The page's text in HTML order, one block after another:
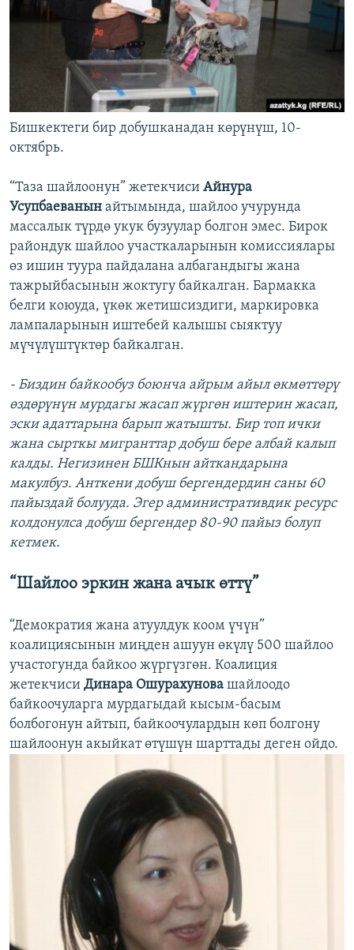
Бишкектеги бир добушканадан көрүнүш, 10-
октябрь.
“Таза шайлоонун” жетекчиси Айнура
Усупбаеванын айтымында, шайлоо учурунда
массалык түрдө укук бузуулар болгон эмес. Бирок
райондук шайлоо участкаларынын комиссиялары
өз ишин туура пайдалана албагандыгы жана
тажрыйбасынын жоктугу байкалган. Бармакка
белги коюуда, үкөк жетишсиздиги, маркировка
лампаларынын иштебей калышы сыяктуу
мүчүлүштүктөр байкалган.
- Биздин байкообуз боюнча айрым айыл өкмөттөрү
өздөрүнүн мурдагы жасап жүргөн иштерин жасап,
эски адаттарына барып жатышты. Бир топ ички
жана сырткы мигранттар добуш бере албай калып
калды. Негизинен БШКнын айткандарына
макулбуз. Анткени добуш бергендердин саны 60
пайыздай болууда. Эгер административдик ресурс
колдонулса добуш бергендер 80-90 пайыз болуп
кетмек.
“Шайлоо эркин жана ачык өттү”
“Демократия жана атуулдук коом үчүн”
коалициясынын миңден ашуун өкүлү 500 шайлоо
участогунда байкоо жүргүзгөн. Коалиция
жетекчиси Динара Ошурахунова шайлоодо
байкоочуларга мурдагыдай кысым-басым
болбогонун айтып, байкоочулардын көп болгону
шайлоонун акыйкат өтүшүн шарттады деген ойдо.